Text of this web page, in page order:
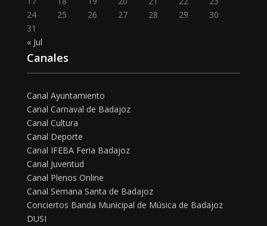
24
25 26 27 28 29
30
31
« Jul
Canales
Canal Ayuntamiento
Canal Carnaval de Badajoz
Canal Cultura
Canal Deporte
Canal IFEBA Feria Badajoz
Canal Juventud
Canal Plenos Online
Canal Semana Santa de Badajoz
Conciertos Banda Municipal de Música de Badajoz
DUSI